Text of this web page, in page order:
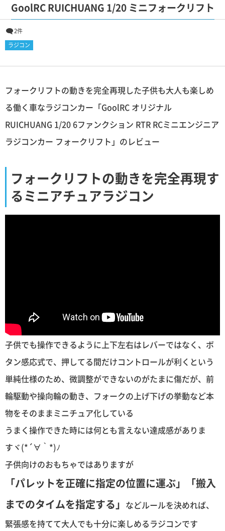
GoolRC RUICHUANG 1/20 ミニフォークリフト
2件
ラジコン
フォークリフトの動きを完全再現した子供も大人も楽しめ
る働く車なラジコンカー「GoolRC オリジナル
RUICHUANG 1/20 6ファンクション RTR RCミニエンジニア
ラジコンカー フォークリフト」のレビュー
フォークリフトの動きを完全再現す
るミニアチュアラジコン
子供でも操作できるように上下左右はレバーではなく、ボ
タン感応式で、押してる間だけコントロールが利くという
単純仕様のため、微調整ができないのがたまに傷だが、前
輪駆動や操向輪の動き、フォークの上げ下げの挙動など本
物をそのままミニチュア化している
うまく操作できた時には何とも言えない達成感がありま
すヾ(*´∀｀*)ﾉ
子供向けのおもちゃではありますが
「パレットを正確に指定の位置に運ぶ」「搬入
までのタイムを指定する」 などルールを決めれば、
緊張感を持てて大人でも十分に楽しめるラジコンです